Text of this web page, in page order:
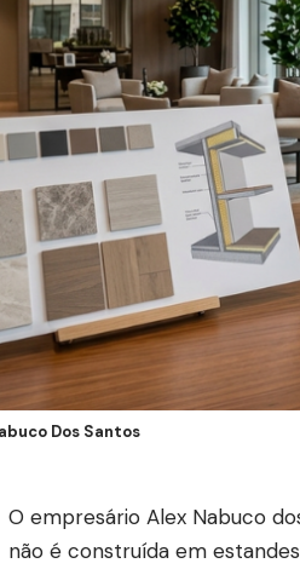
Dos Santos
O empresário Alex Nabuco
não é construída em